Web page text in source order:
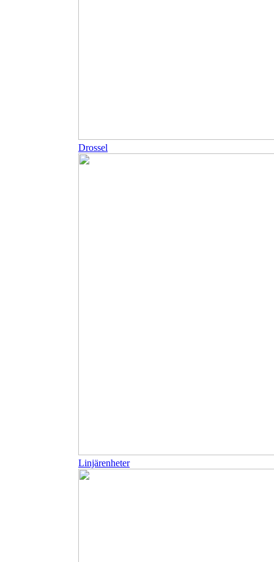
Drossel
Linjärenheter